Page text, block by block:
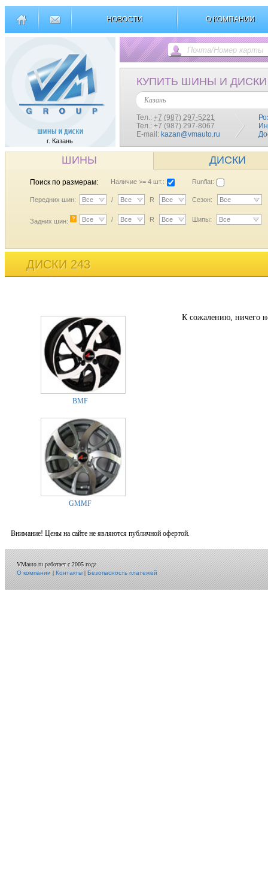
НОВОСТИ О КОМПАНИИ
г. Казань
КУПИТЬ ШИНЫ И ДИСКИ
Казань
Тел.: +7 (987) 297-5221
Тел.: +7 (987) 297-8067
E-mail: kazan@vmauto.ru
ШИНЫ ДИСКИ
Поиск по размерам: Наличие >= 4 шт.: Runflat:
Передних шин: Все / Все R Все Сезон: Все
Задних шин: ? Все / Все R Все Шипы: Все
ДИСКИ 243
BMF
GMMF
К сожалению, ничего
Внимание! Цены на сайте не являются публичной офертой.
VMauto.ru работает с 2005 года.
О компании|Контакты|Безопасность платежей